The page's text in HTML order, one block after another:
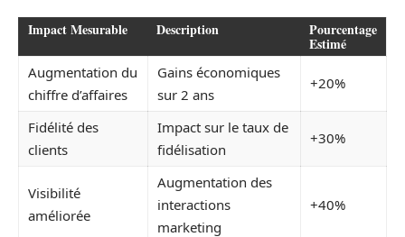
Impact Mesurable Description Pourcentage
Estimé
Augmentation du
chiffre d’affaires
Gains économiques
sur 2 ans
+20%
Fidélité des
clients
Impact sur le taux de
fidélisation
+30%
Visibilité
améliorée
Augmentation des
interactions
marketing
+40%